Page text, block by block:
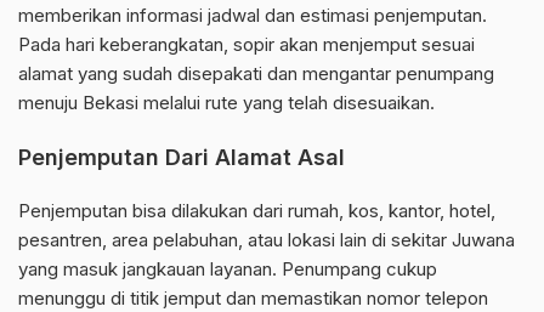
memberikan informasi jadwal dan estimasi penjemputan.
Pada hari keberangkatan, sopir akan menjemput sesuai
alamat yang sudah disepakati dan mengantar penumpang
menuju Bekasi melalui rute yang telah disesuaikan.
Penjemputan Dari Alamat Asal
Penjemputan bisa dilakukan dari rumah, kos, kantor, hotel,
pesantren, area pelabuhan, atau lokasi lain di sekitar Juwana
yang masuk jangkauan layanan. Penumpang cukup
menunggu di titik jemput dan memastikan nomor telepon